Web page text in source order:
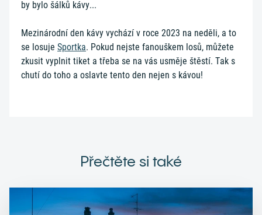
by bylo šálků kávy...
Mezinárodní den kávy vychází v roce 2023 na neděli, a to
se losuje Sportka. Pokud nejste fanouškem losů, můžete
zkusit vyplnit tiket a třeba se na vás usměje štěstí. Tak s
chutí do toho a oslavte tento den nejen s kávou!
Přečtěte si také